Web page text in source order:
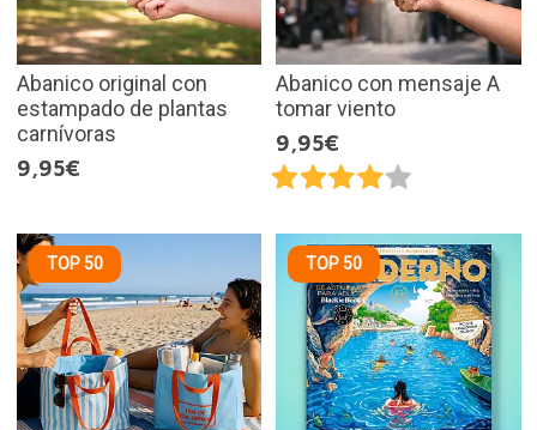
Abanico original con
estampado de plantas
carnívoras
9,95€
Abanico con mensaje A
tomar viento
9,95€
TOP 50 TOP 50